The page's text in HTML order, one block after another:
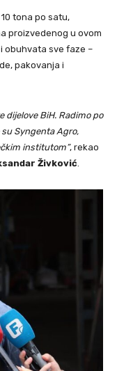
tona po satu,
proizvedenog u ovom
obuhvata sve faze –
pakovanja i
dijelove BiH. Radimo po
Syngenta Agro,
institutom”, rekao
Živković.